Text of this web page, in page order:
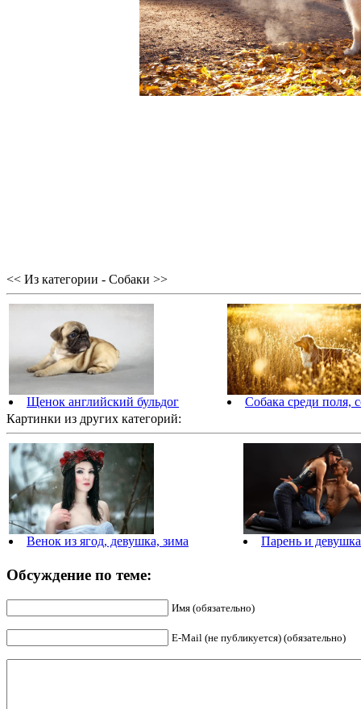
<< Из категории - Собаки >>
Щенок английский бульдог
Собака среди поля,
Картинки из других категорий:
Венок из ягод, девушка, зима Парень и
Обсуждение по теме:
Имя (обязательно)
E-Mail (не публикуется) (обязательно)